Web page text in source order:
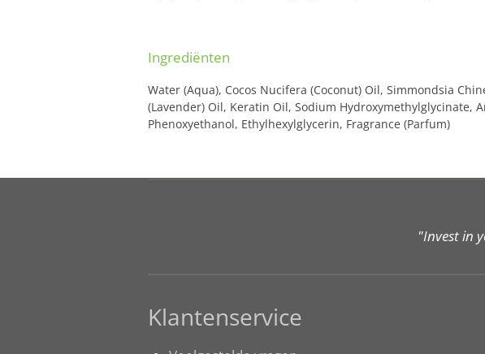
Ingrediënten
Water (Aqua), Cocos Nucifera (Coconut) Oil, Simmondsia
(Lavender) Oil, Keratin Oil, Sodium Hydroxymethylglycinate,
Phenoxyethanol, Ethylhexylglycerin, Fragrance (Parfum)
"Invest in
Klantenservice